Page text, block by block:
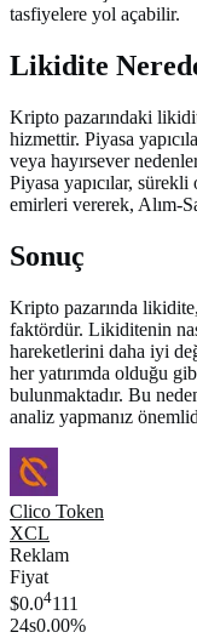
tasfiyelere yol açabilir.
Likidite
Kripto pazarındaki
hizmettir. Piyasa
veya hayırsever
Piyasa yapıcılar,
emirleri vererek, Alım-
Sonuç
Kripto pazarında
faktördür. Likiditenin
hareketlerini daha iyi
her yatırımda olduğu
bulunmaktadır. Bu
analiz yapmanız
Clico Token
XCL
Reklam
Fiyat
$0.04111
24s0.00%